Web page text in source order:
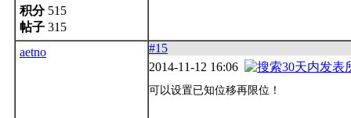
积分515
帖子 315
aetno
#15
2014-11-12 16:06
可以设置已知位移再限位！